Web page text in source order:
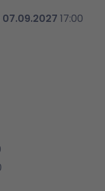
07.09.2027 17:00